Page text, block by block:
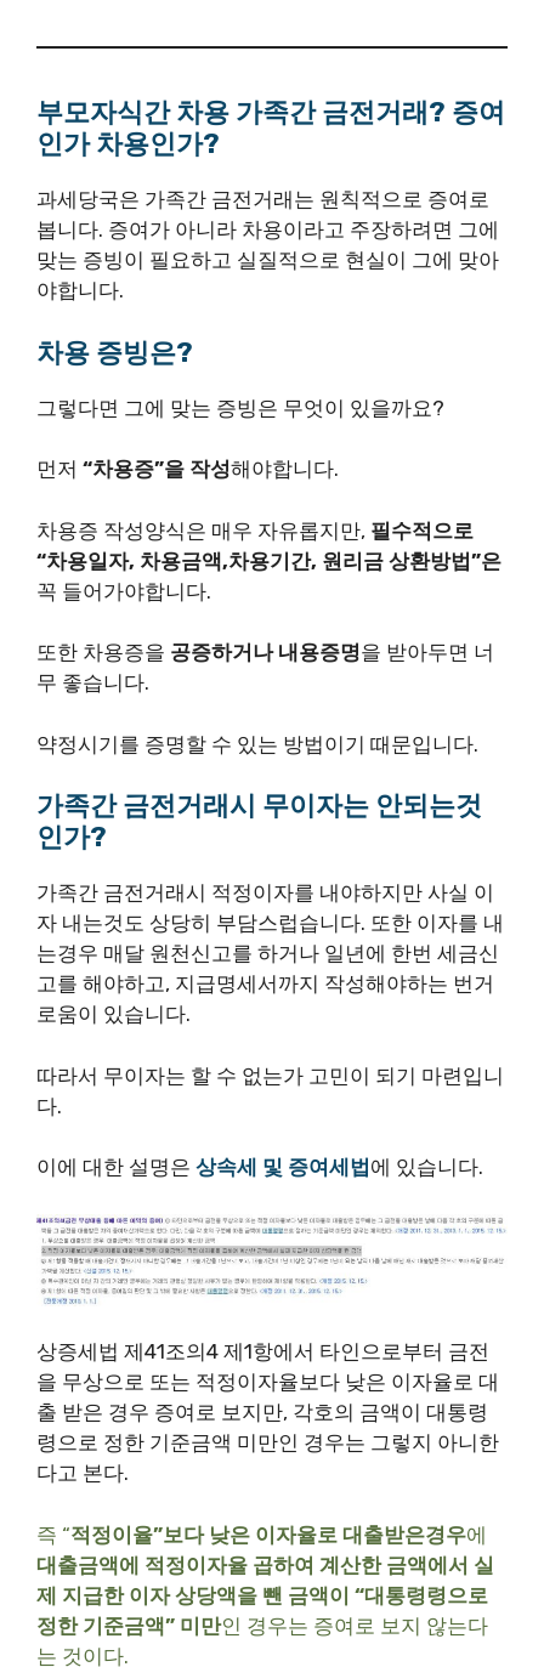
부모자식간 차용 가족간 금전거래? 증여
인가 차용인가?
과세당국은 가족간 금전거래는 원칙적으로 증여로
봅니다. 증여가 아니라 차용이라고 주장하려면 그에
맞는 증빙이 필요하고 실질적으로 현실이 그에 맞아
야합니다.
차용 증빙은?
그렇다면 그에 맞는 증빙은 무엇이 있을까요?
먼저 “차용증”을 작성해야합니다.
차용증 작성양식은 매우 자유롭지만, 필수적으로
“차용일자, 차용금액,차용기간, 원리금 상환방법”은
꼭 들어가야합니다.
또한 차용증을 공증하거나 내용증명을 받아두면 너
무 좋습니다.
약정시기를 증명할 수 있는 방법이기 때문입니다.
가족간 금전거래시 무이자는 안되는것
인가?
가족간 금전거래시 적정이자를 내야하지만 사실 이
자 내는것도 상당히 부담스럽습니다. 또한 이자를 내
는경우 매달 원천신고를 하거나 일년에 한번 세금신
고를 해야하고, 지급명세서까지 작성해야하는 번거
로움이 있습니다.
따라서 무이자는 할 수 없는가 고민이 되기 마련입니
다.
이에 대한 설명은 상속세 및 증여세법 에 있습니다.
상증세법 제41조의4 제1항에서 타인으로부터 금전
을 무상으로 또는 적정이자율보다 낮은 이자율로 대
출 받은 경우 증여로 보지만, 각호의 금액이 대통령
령으로 정한 기준금액 미만인 경우는 그렇지 아니한
다고 본다.
즉 “적정이율”보다 낮은 이자율로 대출받은경우에
대출금액에 적정이자율 곱하여 계산한 금액에서 실
제 지급한 이자 상당액을 뺀 금액이 “대통령령으로
정한 기준금액” 미만인 경우는 증여로 보지 않는다
는 것이다.